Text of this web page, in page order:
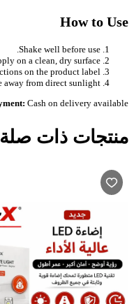
How to Use
Shake well before use.
on a clean, dry surface.
on the product label.
away from direct sunlight.
Cash on delivery available
منتجات ذات صلة